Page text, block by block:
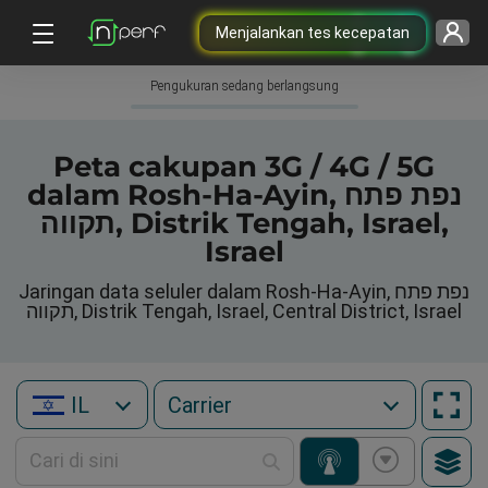
Menjalankan tes kecepatan
Pengukuran sedang berlangsung
Peta cakupan 3G / 4G / 5G
dalam Rosh-Ha-Ayin, נפת פתח
תקווה, Distrik Tengah, Israel,
Israel
Jaringan data seluler dalam Rosh-Ha-Ayin, נפת פתח
תקווה, Distrik Tengah, Israel, Central District, Israel
IL